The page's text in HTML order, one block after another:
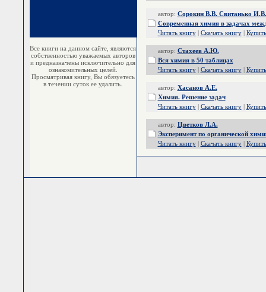
Все книги на данном сайте, являются
собственностью уважаемых авторов
и предназначены исключительно для
ознакомительных целей.
Просматривая книгу, Вы обязуетесь
в течении суток ее удалить.
автор: Сорокин В.В. Свитанько
Современная химия в задачах
Читать книгу| Скачать книгу| Купить
автор: Стахеев А.Ю.
Вся химия в 50 таблицах
Читать книгу| Скачать книгу| Купить
автор: Хасанов А.Е.
Химия. Решение задач
Читать книгу| Скачать книгу| Купить
автор: Цветков Л.А.
Эксперимент по органической
Читать книгу| Скачать книгу| Купить